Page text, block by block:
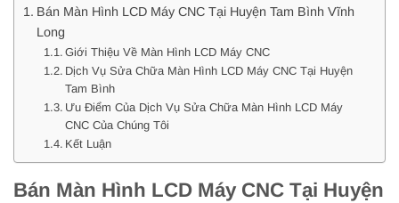
Bán Màn Hình LCD Máy CNC Tại Huyện Tam Bình Vĩnh
Long
Giới Thiệu Về Màn Hình LCD Máy CNC
Dịch Vụ Sửa Chữa Màn Hình LCD Máy CNC Tại Huyện
Tam Bình
Ưu Điểm Của Dịch Vụ Sửa Chữa Màn Hình LCD Máy
CNC Của Chúng Tôi
Kết Luận
Bán Màn Hình LCD Máy CNC Tại Huyện